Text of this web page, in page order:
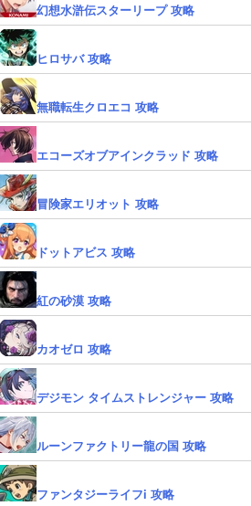
幻想水滸伝スターリープ 攻略
ヒロサバ 攻略
無職転生クロエコ 攻略
エコーズオブアインクラッド 攻略
冒険家エリオット 攻略
ドットアビス 攻略
紅の砂漠 攻略
カオゼロ 攻略
デジモン タイムストレンジャー 攻略
ルーンファクトリー龍の国 攻略
ファンタジーライフi 攻略